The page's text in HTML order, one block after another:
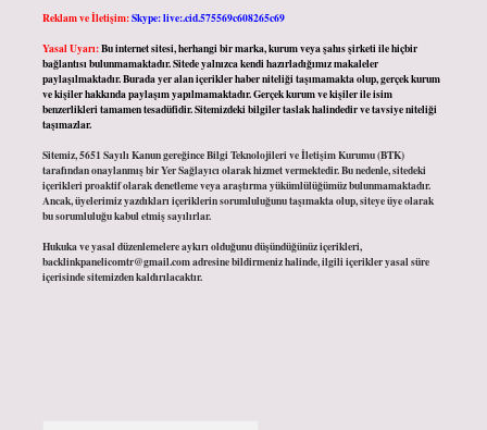
Reklam ve İletişim:Skype: live:.cid.575569c608265c69
Yasal Uyarı:Bu internet sitesi, herhangi bir marka, kurum veya şahıs şirketi ile hiçbir
bağlantısı bulunmamaktadır. Sitede yalnızca kendi hazırladığımız makaleler
paylaşılmaktadır. Burada yer alan içerikler haber niteliği taşımamakta olup, gerçek kurum
ve kişiler hakkında paylaşım yapılmamaktadır. Gerçek kurum ve kişiler ile isim
benzerlikleri tamamen tesadüfidir. Sitemizdeki bilgiler taslak halindedir ve tavsiye niteliği
taşımazlar.
Sitemiz, 5651 Sayılı Kanun gereğince Bilgi Teknolojileri ve İletişim Kurumu (BTK)
tarafından onaylanmış bir Yer Sağlayıcı olarak hizmet vermektedir. Bu nedenle, sitedeki
içerikleri proaktif olarak denetleme veya araştırma yükümlülüğümüz bulunmamaktadır.
Ancak, üyelerimiz yazdıkları içeriklerin sorumluluğunu taşımakta olup, siteye üye olarak
bu sorumluluğu kabul etmiş sayılırlar.
Hukuka ve yasal düzenlemelere aykırı olduğunu düşündüğünüz içerikleri,
backlinkpanelicomtr@gmail.comadresine bildirmeniz halinde, ilgili içerikler yasal süre
içerisinde sitemizden kaldırılacaktır.